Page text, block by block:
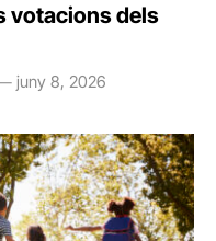
votacions dels
juny 8, 2026